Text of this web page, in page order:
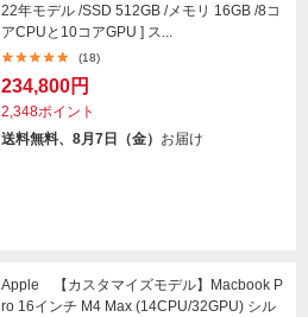
22年モデル /SSD 512GB /メモリ 16GB /8コ
アCPUと10コアGPU ] ス...
(18)
234,800円
2,348ポイント
送料無料、8月7日（金） お届け
Apple 【カスタマイズモデル】Macbook P
ro 16インチ M4 Max (14CPU/32GPU) シル